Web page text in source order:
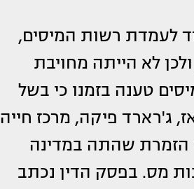
לעמדת רשות המיסים,
לא נחשבה לתושבת ספרד לצרכי מס בשנת 2011, ולכן לא הייתה מחויבת
טענה בזמנו כי בשל
ג'רארד פיקה, מרכז חייה
הזמרת שהתה במדינה
מס. בפסק הדין נכתב